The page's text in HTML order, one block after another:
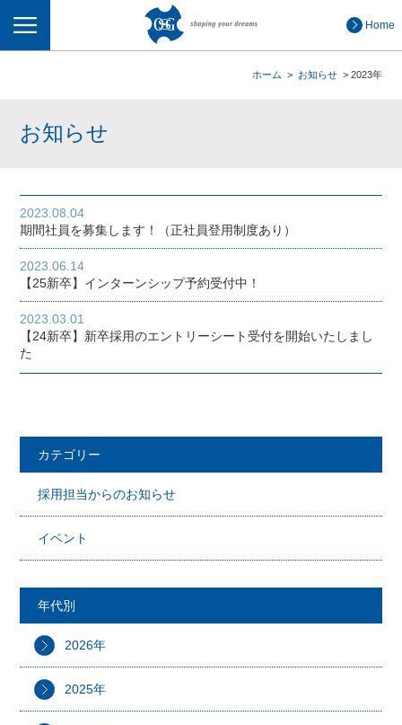
Home
ホーム お知らせ 2023年
お知らせ
2023.08.04
期間社員を募集します！（正社員登用制度あり）
2023.06.14
【25新卒】インターンシップ予約受付中！
2023.03.01
【24新卒】新卒採用のエントリーシート受付を開始いたしまし
た
カテゴリー
採用担当からのお知らせ
イベント
年代別
2026年
2025年